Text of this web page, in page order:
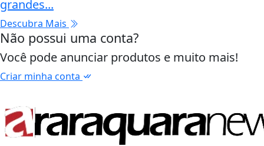
grandes...
Descubra Mais
Não possui uma conta?
Você pode anunciar produtos e muito mais!
Criar minha conta